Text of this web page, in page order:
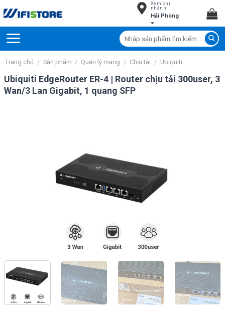
to
Xem chi
nhánh
Hải Phòng
Tìm
kiếm:
Trang chủ / Sản phẩm / Quản lý mạng / Chịu tải / Ubiquiti
Ubiquiti EdgeRouter ER-4 | Router chịu tải 300user, 3
Wan/3 Lan Gigabit, 1 quang SFP